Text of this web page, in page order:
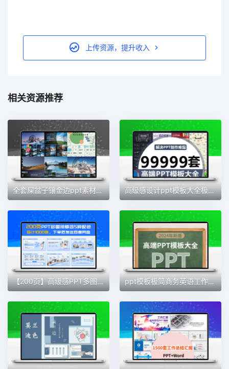
上传资源，提升收入
相关资源推荐
全套屎盆子镶金边ppt素材模板工作汇报有趣高端动态极简商务PPT 高级感设计ppt模板大全极简约时尚商务教育课件工作汇报总结素材
【200页】高级感PPT多图排版,含5种配色!合计1000张! ppt模板极简商务英语工作汇报总结结构面试电子商务中职课本定制